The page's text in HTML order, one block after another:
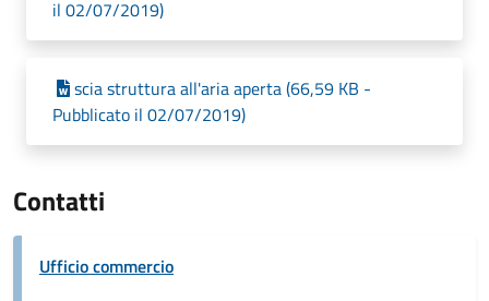
il 02/07/2019)
scia struttura all'aria aperta (66,59 KB -
Pubblicato il 02/07/2019)
Contatti
Ufficio commercio